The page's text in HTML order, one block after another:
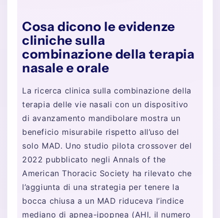
Cosa dicono le evidenze
cliniche sulla
combinazione della terapia
nasale e orale
La ricerca clinica sulla combinazione della
terapia delle vie nasali con un dispositivo
di avanzamento mandibolare mostra un
beneficio misurabile rispetto all’uso del
solo MAD. Uno studio pilota crossover del
2022 pubblicato negli Annals of the
American Thoracic Society ha rilevato che
l’aggiunta di una strategia per tenere la
bocca chiusa a un MAD riduceva l’indice
mediano di apnea-ipopnea (AHI, il numero